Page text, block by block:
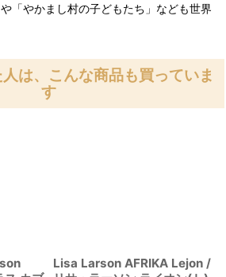
「やかまし村の子どもたち」なども世界
は、こんな商品も買っていま
す
Lisa Larson AFRIKA Lejon /